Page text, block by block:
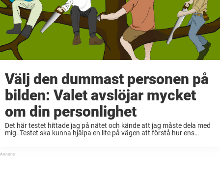
Välj den dummast personen på
bilden: Valet avslöjar mycket
om din personlighet
Det här testet hittade jag på nätet och kände att jag måste dela med
mig. Testet ska kunna hjälpa en lite på vägen att förstå hur ens